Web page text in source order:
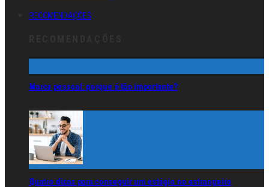
RECOMENDAÇÕES
Marca pessoal: porque é tão importante?
Quatro dicas para conseguir um estágio no estrangeiro